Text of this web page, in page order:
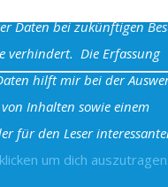
- Powered by
Daten bei zukünftigen
verhindert. Die Erfassung
hilft mir bei der
Inhalten sowie einem
für den Leser
um dich auszutragen.